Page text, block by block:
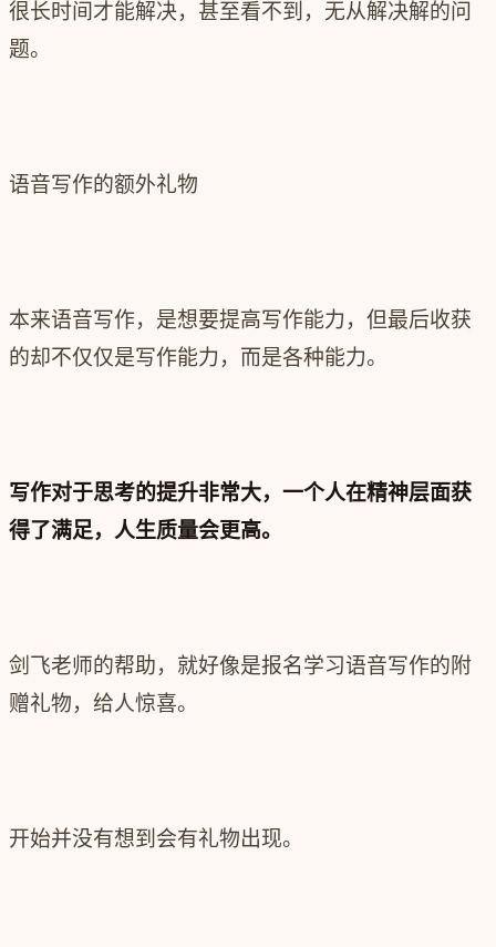
很长时间才能解决，甚至看不到，无从解决解的问
题。
语音写作的额外礼物
本来语音写作，是想要提高写作能力，但最后收获
的却不仅仅是写作能力，而是各种能力。
写作对于思考的提升非常大，一个人在精神层面获
得了满足，人生质量会更高。
剑飞老师的帮助，就好像是报名学习语音写作的附
赠礼物，给人惊喜。
开始并没有想到会有礼物出现。